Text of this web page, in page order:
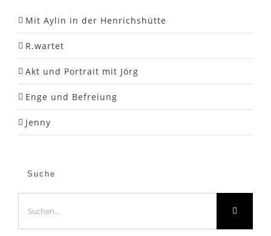
Mit Aylin in der Henrichshütte
R.wartet
Akt und Portrait mit Jörg
Enge und Befreiung
Jenny
Suche
nach: